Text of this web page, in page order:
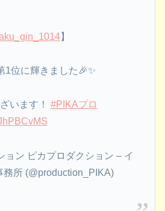
】
1位に輝きました🎉✨
います！ #PIKAプロ
ン ピカプロダクション – イ
務所 (@production_PIKA)